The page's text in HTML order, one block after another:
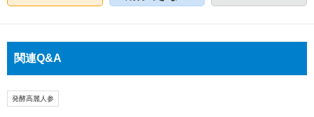
関連Q&A
発酵高麗人参